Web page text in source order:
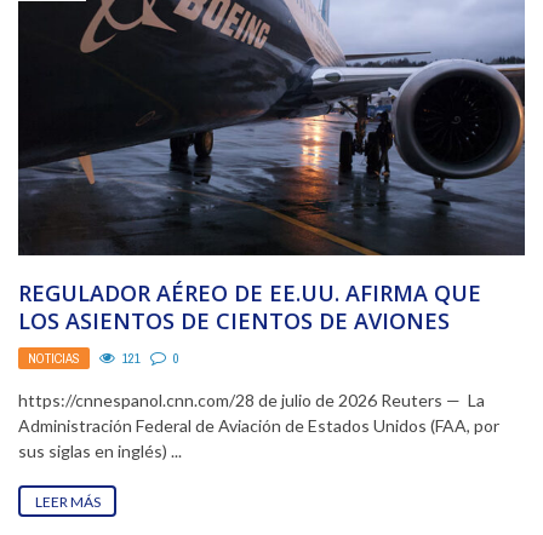
REGULADOR AÉREO DE EE.UU. AFIRMA QUE
LOS ASIENTOS DE CIENTOS DE AVIONES
BOEING 737 MAX ...
NOTICIAS 121 0
https://cnnespanol.cnn.com/28 de julio de 2026 Reuters — La
Administración Federal de Aviación de Estados Unidos (FAA, por
sus siglas en inglés) ...
LEER MÁS